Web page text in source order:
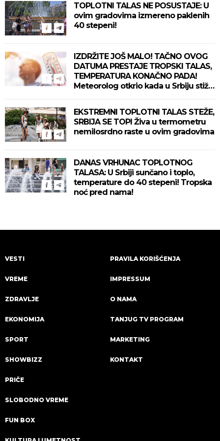
TOPLOTNI TALAS NE POSUSTAJE: U
ovim gradovima izmereno paklenih
40 stepeni!
IZDRŽITE JOŠ MALO! TAČNO OVOG
DATUMA PRESTAJE TROPSKI TALAS,
TEMPERATURA KONAČNO PADA!
Meteorolog otkrio kada u Srbiju stiže
EKSTREMNI TOPLOTNI TALAS STEŽE,
SRBIJA SE TOPI Živa u termometru
nemilosrdno raste u ovim gradovima
DANAS VRHUNAC TOPLOTNOG
TALASA: U Srbiji sunčano i toplo,
temperature do 40 stepeni! Tropska
noć pred nama!
VESTI
VREME
ZDRAVLJE
EKONOMIJA
SPORT
SHOWBIZZ
PRIČE
SLOBODNO VREME
FUN BOX
PRAVILA KORIŠĆENJA
IMPRESSUM
O NAMA
TANJUG TV PROGRAM
MARKETING
KONTAKT